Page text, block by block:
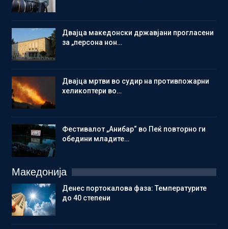
Двајца македонски државјани прогласени
за „персона нон…
Двајца мртви во судир на противпожарни
хеликоптери во…
Фестивалот „Анибар“ во Пеќ повторно ги
обедини младите…
Македонија
Денес портокалова фаза: Температурите
до 40 степени